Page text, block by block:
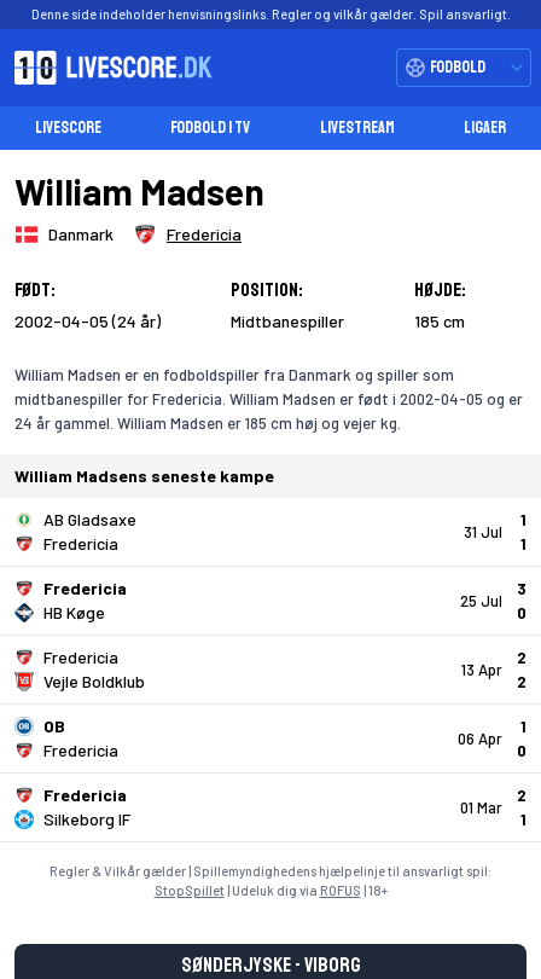
Denne side indeholder henvisningslinks. Regler og vilkår gælder. Spil ansvarligt.
Fodbold
LIVESCORE FODBOLD I TV LIVESTREAM LIGAER
William Madsen
Danmark Fredericia
Født:
2002-04-05 (24 år)
Position:
Midtbanespiller
Højde:
185 cm
William Madsen er en fodboldspiller fra Danmark og spiller som
midtbanespiller for Fredericia. William Madsen er født i 2002-04-05 og er
24 år gammel. William Madsen er 185 cm høj og vejer kg.
William Madsens seneste kampe
31 Jul
AB Gladsaxe
Fredericia
1
1
25 Jul
Fredericia
HB Køge
3
0
13 Apr
Fredericia
Vejle Boldklub
2
2
06 Apr
OB
Fredericia
1
0
01 Mar
Fredericia
Silkeborg IF
2
1
Regler & Vilkår gælder | Spillemyndighedens hjælpelinje til ansvarligt spil:
StopSpillet| Udeluk dig via ROFUS | 18+
Sønderjyske - Viborg